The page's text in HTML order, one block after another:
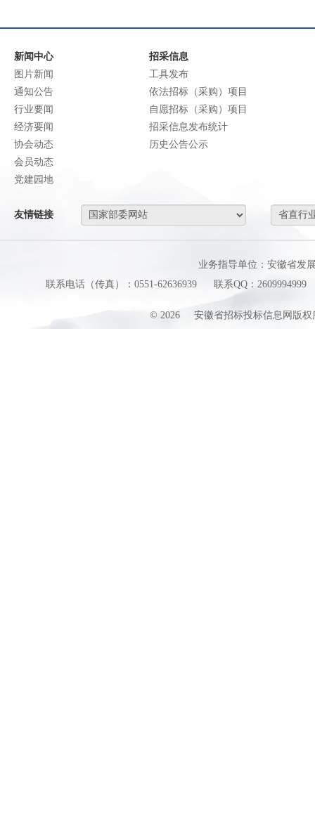
新闻中心
图片新闻
通知公告
行业要闻
经济要闻
协会动态
会员动态
党建园地
招采信息
工具发布
依法招标（采购）项目
自愿招标（采购）项目
招采信息发布统计
历史公告公示
友情链接
业务指导单位：安徽省发
联系电话（传真）：0551-62636939
联系QQ：2609994999
© 2026 安徽省招标投标信息网版